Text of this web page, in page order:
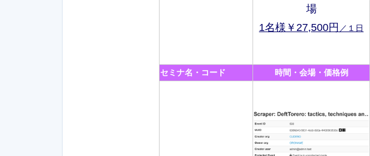
場
1名様￥27,500円 ／１日
セミナ名・コード 時間・会場・価格例